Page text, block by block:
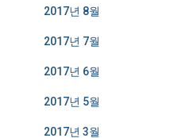
2017년 8월
2017년 7월
2017년 6월
2017년 5월
2017년 3월